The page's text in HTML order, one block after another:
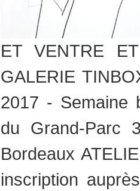
ET VENTRE
GALERIE
2017 - Semaine
du Grand-Parc
Bordeaux
inscription